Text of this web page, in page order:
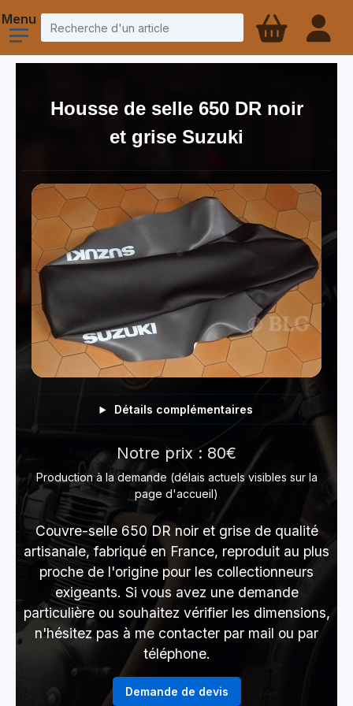
Housse de selle 650 DR noir
et grise Suzuki
Détails complémentaires
Notre prix : 80€
Production à la demande (délais actuels visibles sur la
page d'accueil)
Couvre-selle 650 DR noir et grise de qualité
artisanale, fabriqué en France, reproduit au plus
proche de l'origine pour les collectionneurs
exigeants. Si vous avez une demande
particulière ou souhaitez vérifier les dimensions,
n'hésitez pas à me contacter par mail ou par
téléphone.
Demande de devis